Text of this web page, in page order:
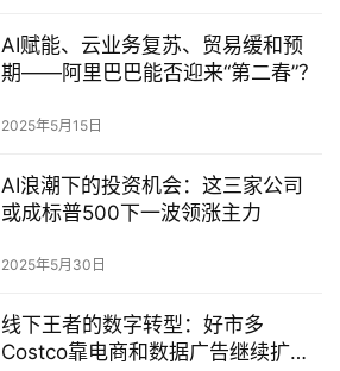
AI赋能、云业务复苏、贸易缓和预
期——阿里巴巴能否迎来“第二春”？
2025年5月15日
AI浪潮下的投资机会：这三家公司
或成标普500下一波领涨主力
2025年5月30日
线下王者的数字转型：好市多
Costco靠电商和数据广告继续扩大